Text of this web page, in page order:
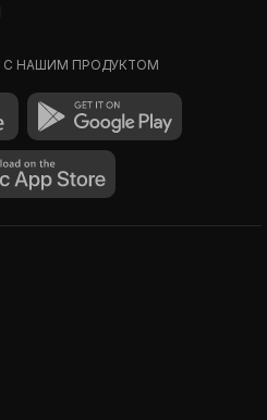
С НАШИМ ПРОДУКТОМ